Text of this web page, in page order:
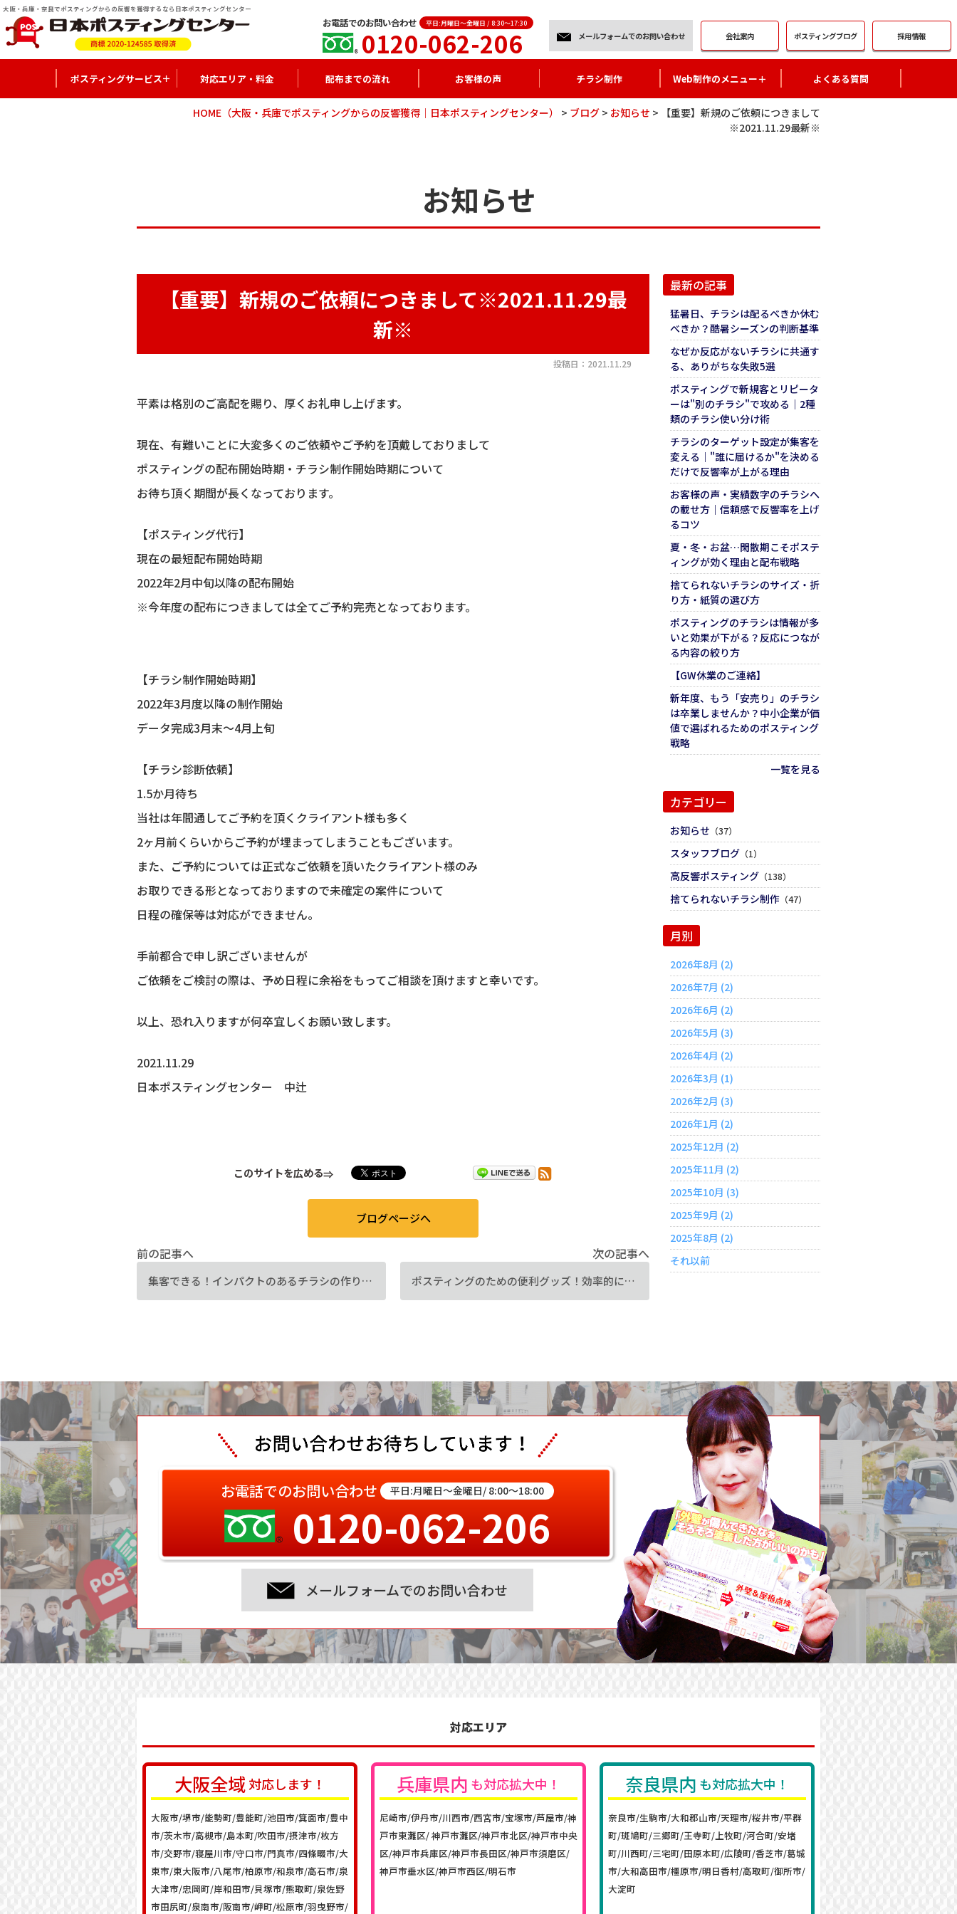
大阪・兵庫・奈良でポスティングからの反響を獲得するなら日本ポスティングセンター
会社案内 ポスティングブログ 採用情報
お電話でのお問い合わせ 平日:月曜日～金曜日 / 8:30～17:30
0120-062-206 メールフォームでのお問い合わせ
ポスティングサービス 対応エリア・料金 配布までの流れ お客様の声 チラシ制作 Web制作のメニュー＋ よくある質問
HOME （大阪・兵庫でポスティングからの反響獲得｜日本ポスティングセンター） > ブログ > お知らせ >
【重要】新規のご依頼につきまして
※2021.11.29最新※
お知らせ
【重要】新規のご依頼につきまして※2021.11.29最
新※
投稿日：2021.11.29
平素は格別のご高配を賜り、厚くお礼申し上げます。
現在、有難いことに大変多くのご依頼やご予約を頂戴しておりまして
ポスティングの配布開始時期・チラシ制作開始時期について
お待ち頂く期間が長くなっております。
【ポスティング代行】
現在の最短配布開始時期
2022年2月中旬以降の配布開始
※今年度の配布につきましては全てご予約完売となっております。
【チラシ制作開始時期】
2022年3月度以降の制作開始
データ完成3月末～4月上旬
【チラシ診断依頼】
1.5か月待ち
当社は年間通してご予約を頂くクライアント様も多く
2ヶ月前くらいからご予約が埋まってしまうこともございます。
また、ご予約については正式なご依頼を頂いたクライアント様のみ
お取りできる形となっておりますので未確定の案件について
日程の確保等は対応ができません。
手前都合で申し訳ございませんが
ご依頼をご検討の際は、予め日程に余裕をもってご相談を頂けますと幸いです。
以上、恐れ入りますが何卒宜しくお願い致します。
2021.11.29
日本ポスティングセンター 中辻
このサイトを広める
ブログページへ
前の記事へ
集客できる！インパクトのあるチラシの作り方のコツとは？
次の記事へ
ポスティングのための便利グッズ！効率的にチラシを配って売上アップ
最新の記事
猛暑日、チラシは配るべきか休む
べきか？酷暑シーズンの判断基準
なぜか反応がないチラシに共通す
る、ありがちな失敗5選
ポスティングで新規客とリピータ
ーは"別のチラシ"で攻める｜2種
類のチラシ使い分け術
チラシのターゲット設定が集客を
変える｜"誰に届けるか"を決める
だけで反響率が上がる理由
お客様の声・実績数字のチラシへ
の載せ方｜信頼感で反響率を上げ
るコツ
夏・冬・お盆…閑散期こそポステ
ィングが効く理由と配布戦略
捨てられないチラシのサイズ・折
り方・紙質の選び方
ポスティングのチラシは情報が多
いと効果が下がる？反応につなが
る内容の絞り方
【GW休業のご連絡】
新年度、もう「安売り」のチラシ
は卒業しませんか？中小企業が価
値で選ばれるためのポスティング
戦略
一覧を見る
カテゴリー
お知らせ （37）
スタッフブログ （1）
高反響ポスティング （138）
捨てられないチラシ制作 （47）
月別
2026年8月 (2)
2026年7月 (2)
2026年6月 (2)
2026年5月 (3)
2026年4月 (2)
2026年3月 (1)
2026年2月 (3)
2026年1月 (2)
2025年12月 (2)
2025年11月 (2)
2025年10月 (3)
2025年9月 (2)
2025年8月 (2)
それ以前
お電話でのお問い合わせ 平日:月曜日～金曜日/ 8:00～18:00
0120-062-206
メールフォームでのお問い合わせ
対応エリア
大阪全域 対応します！
大阪市/堺市/能勢町/豊能町/池田市/箕面市/豊中
市/茨木市/高槻市/島本町/吹田市/摂津市/枚方
市/交野市/寝屋川市/守口市/門真市/四條畷市/大
東市/東大阪市/八尾市/柏原市/和泉市/高石市/泉
大津市/忠岡町/岸和田市/貝塚市/熊取町/泉佐野
市田尻町/泉南市/阪南市/岬町/松原市/羽曳野市/
兵庫県内 も対応拡大中！
尼崎市/伊丹市/川西市/西宮市/宝塚市/芦屋市/神
戸市東灘区/ 神戸市灘区/神戸市北区/神戸市中央
区/神戸市兵庫区/神戸市長田区/神戸市須磨区/
神戸市垂水区/神戸市西区/明石市
奈良県内 も対応拡大中！
奈良市/生駒市/大和郡山市/天理市/桜井市/平群
町/斑鳩町/三郷町/王寺町/上牧町/河合町/安堵
町/川西町/三宅町/田原本町/広陵町/香芝市/葛城
市/大和高田市/橿原市/明日香村/高取町/御所市/
大淀町